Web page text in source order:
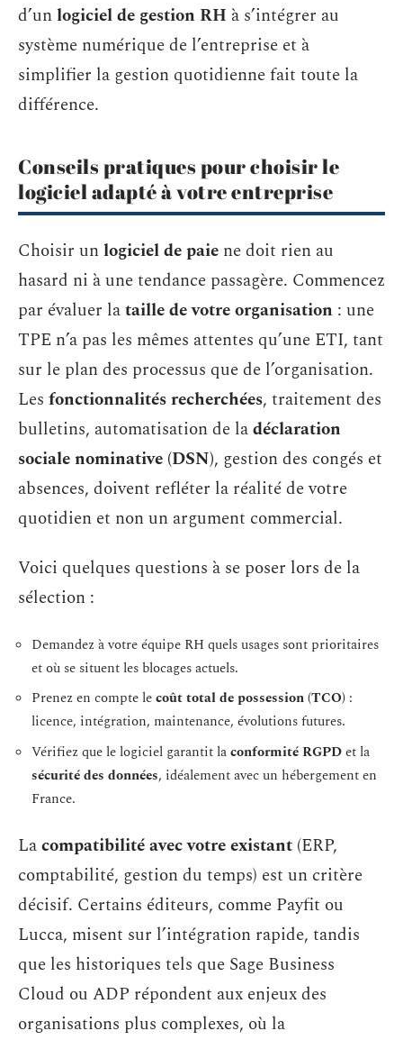
d’unlogiciel de gestion RH à s’intégrer au
système numérique de l’entreprise et à
simplifier la gestion quotidienne fait toute la
différence.
Conseils pratiques pour choisir le
logiciel adapté à votre entreprise
Choisir unlogiciel de paie ne doit rien au
hasard ni à une tendance passagère. Commencez
par évaluer lataille de votre organisation : une
TPE n’a pas les mêmes attentes qu’une ETI, tant
sur le plan des processus que de l’organisation.
Les fonctionnalités recherchées, traitement des
bulletins, automatisation de ladéclaration
sociale nominative (DSN), gestion des congés et
absences, doivent refléter la réalité de votre
quotidien et non un argument commercial.
Voici quelques questions à se poser lors de la
sélection :
Demandez à votre équipe RH quels usages sont prioritaires
et où se situent les blocages actuels.
Prenez en compte lecoût total de possession (TCO) :
licence, intégration, maintenance, évolutions futures.
Vérifiez que le logiciel garantit laconformité RGPDet la
sécurité des données, idéalement avec un hébergement en
France.
Lacompatibilité avec votre existant (ERP,
comptabilité, gestion du temps) est un critère
décisif. Certains éditeurs, comme Payfit ou
Lucca, misent sur l’intégration rapide, tandis
que les historiques tels que Sage Business
Cloud ou ADP répondent aux enjeux des
organisations plus complexes, où la